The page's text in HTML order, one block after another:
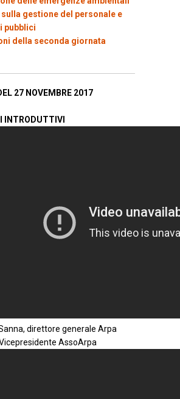
gestione del personale e
pubblici
della seconda giornata
27 NOVEMBRE 2017
INTRODUTTIVI
direttore generale Arpa
AssoArpa